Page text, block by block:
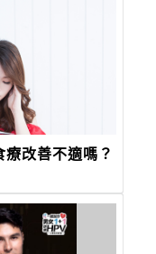
改善不適嗎？